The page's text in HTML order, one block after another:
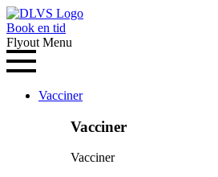
Book en tid
Flyout Menu
Vacciner
Vacciner
Vacciner